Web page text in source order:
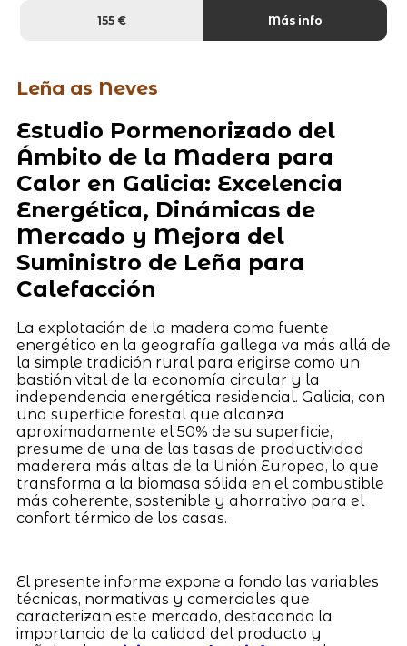
155 € Más info
Leña as Neves
Estudio Pormenorizado del
Ámbito de la Madera para
Calor en Galicia: Excelencia
Energética, Dinámicas de
Mercado y Mejora del
Suministro de Leña para
Calefacción
La explotación de la madera como fuente
energético en la geografía gallega va más allá de
la simple tradición rural para erigirse como un
bastión vital de la economía circular y la
independencia energética residencial. Galicia, con
una superficie forestal que alcanza
aproximadamente el 50% de su superficie,
presume de una de las tasas de productividad
maderera más altas de la Unión Europea, lo que
transforma a la biomasa sólida en el combustible
más coherente, sostenible y ahorrativo para el
confort térmico de los casas.
El presente informe expone a fondo las variables
técnicas, normativas y comerciales que
caracterizan este mercado, destacando la
importancia de la calidad del producto y